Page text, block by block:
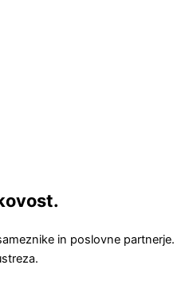
in poslovne partnerje.